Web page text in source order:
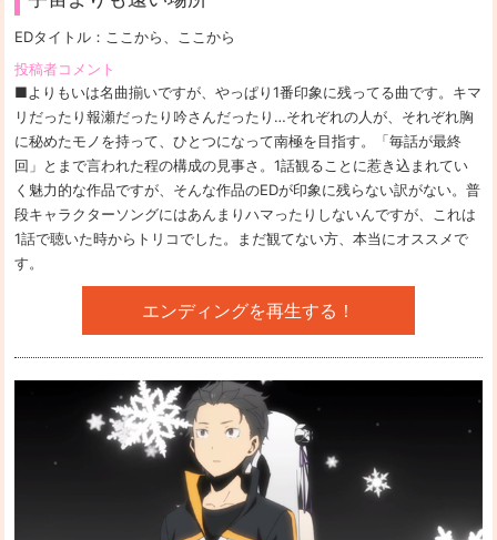
EDタイトル： ここから、ここから
投稿者コメント
■よりもいは名曲揃いですが、やっぱり1番印象に残ってる曲です。キマ
リだったり報瀬だったり吟さんだったり…それぞれの人が、それぞれ胸
に秘めたモノを持って、ひとつになって南極を目指す。「毎話が最終
回」とまで言われた程の構成の見事さ。1話観ることに惹き込まれてい
く魅力的な作品ですが、そんな作品のEDが印象に残らない訳がない。普
段キャラクターソングにはあんまりハマったりしないんですが、これは
1話で聴いた時からトリコでした。まだ観てない方、本当にオススメで
す。
エンディングを再生する！